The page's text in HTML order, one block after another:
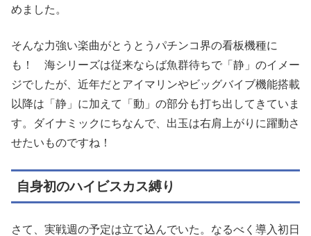
めました。
そんな⼒強い楽曲がとうとうパチンコ界の看板機種に
も！ 海シリーズは従来ならば⿂群待ちで「静」のイメー
ジでしたが、近年だとアイマリンやビッグバイブ機能搭載
以降は「静」に加えて「動」の部分も打ち出してきていま
す。ダイナミックにちなんで、出⽟は右肩上がりに躍動さ
せたいものですね！
自身初のハイビスカス縛り
さて、実戦週の予定は⽴て込んでいた。なるべく導⼊初⽇